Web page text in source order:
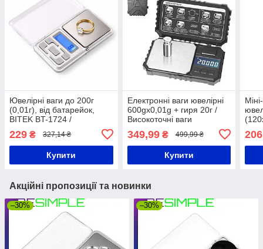
Ювелірні ваги до 200г
(0,01г), від батарейок,
BITEK BT-1724 /
Електронні грамові ваги /
Міні ваги
229 ₴ 327,14 ₴
Купити
Електронні ваги ювелірні
600gx0,01g + гиря 20г /
Високоточні ваги
кишенькові / Цифрові міні
ваги
349,99₴ 499,99 ₴
Купити
Акційні пропозиції та новинки
–30% –30%